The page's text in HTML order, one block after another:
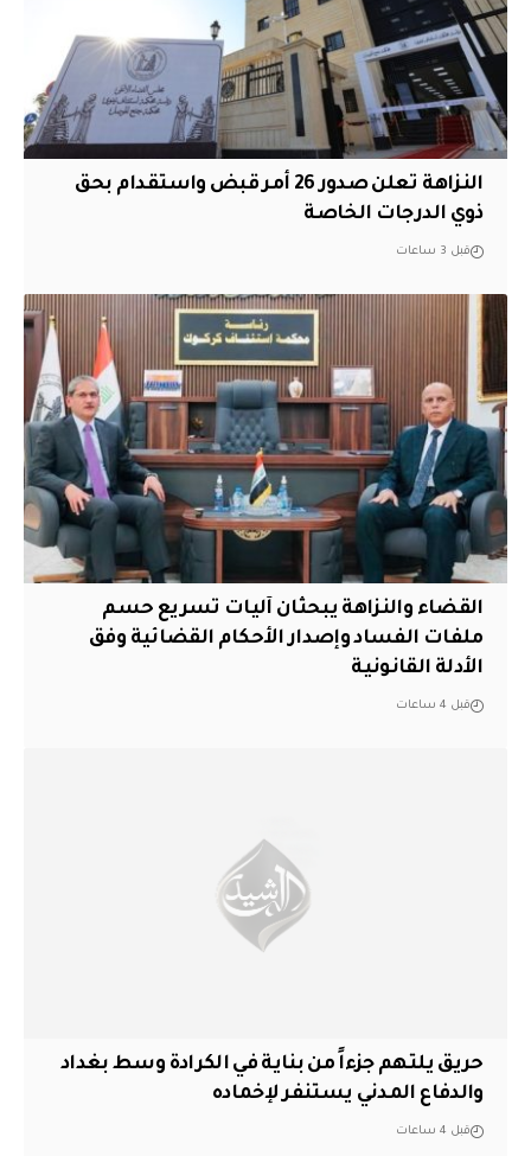
النزاهة تعلن صدور 26 أمر قبض واستقدام بحق
ذوي الدرجات الخاصة
قبل 3 ساعات
القضاء والنزاهة يبحثان آليات تسريع حسم
ملفات الفساد وإصدار الأحكام القضائية وفق
الأدلة القانونية
قبل 4 ساعات
حريق يلتهم جزءاً من بناية في الكرادة وسط بغداد
والدفاع المدني يستنفر لإخماده
قبل 4 ساعات